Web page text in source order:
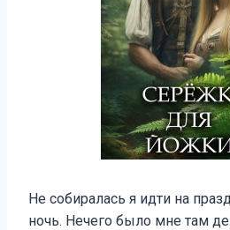
Не собиралась я идти на
ночь. Нечего было мне там